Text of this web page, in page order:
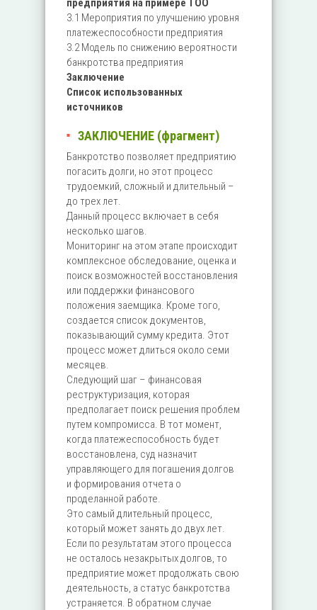
предприятия на примере ТОО
3.1 Мероприятия по улучшению уровня
платежеспособности предприятия
3.2 Модель по снижению вероятности
банкротства предприятия
Заключение
Список использованных
источников
ЗАКЛЮЧЕНИЕ (фрагмент)
Банкротство позволяет предприятию
погасить долги, но этот процесс
трудоемкий, сложный и длительный –
до трех лет.
Данный процесс включает в себя
несколько шагов.
Мониторинг на этом этапе происходит
комплексное обследование, оценка и
поиск возможностей восстановления
или поддержки финансового
положения заемщика. Кроме того,
создается список документов,
показывающий сумму кредита. Этот
процесс может длиться около семи
месяцев.
Следующий шаг – финансовая
реструктуризация, которая
предполагает поиск решения проблем
путем компромисса. В тот момент,
когда платежеспособность будет
восстановлена, суд назначит
управляющего для погашения долгов
и формирования отчета о
проделанной работе.
Это самый длительный процесс,
который может занять до двух лет.
Если по результатам этого процесса
не осталось незакрытых долгов, то
предприятие может продолжать свою
деятельность, а статус банкротства
устраняется. В обратном случае